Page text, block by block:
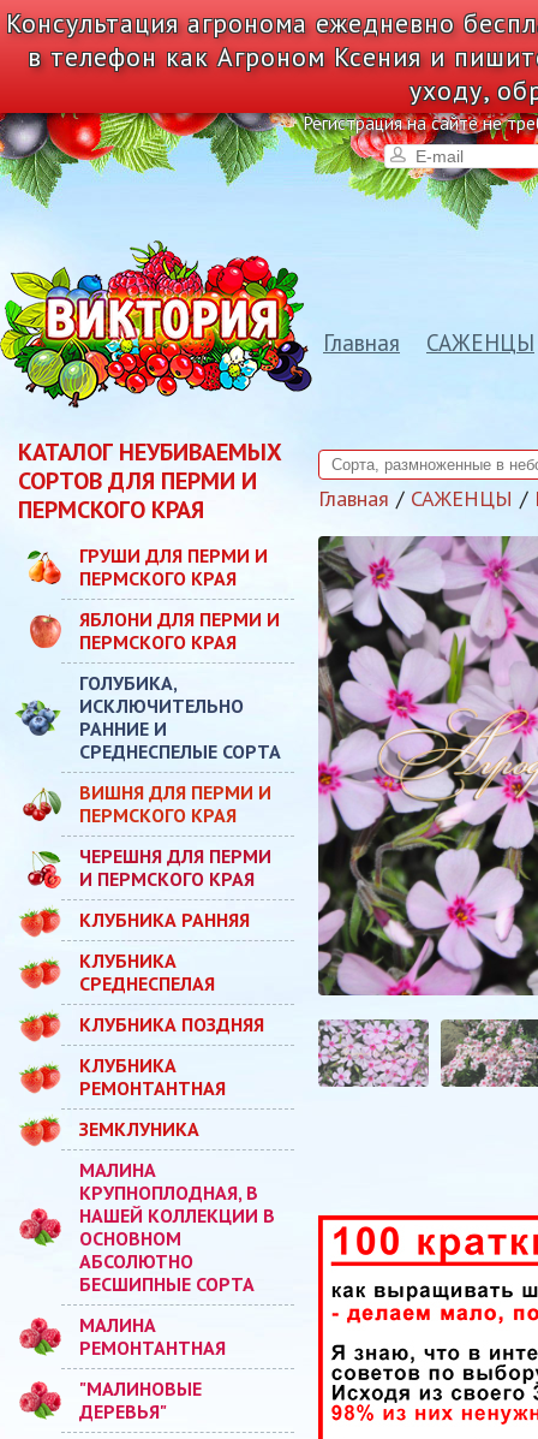
Консультация агронома ежедневно
в телефон как Агроном Ксения и
уходу,
Регистрация на сайте не
Главная САЖЕНЦЫ
КАТАЛОГ НЕУБИВАЕМЫХ
СОРТОВ ДЛЯ ПЕРМИ И
ПЕРМСКОГО КРАЯ
ГРУШИ ДЛЯ ПЕРМИ И
ПЕРМСКОГО КРАЯ
ЯБЛОНИ ДЛЯ ПЕРМИ И
ПЕРМСКОГО КРАЯ
ГОЛУБИКА,
ИСКЛЮЧИТЕЛЬНО
РАННИЕ И
СРЕДНЕСПЕЛЫЕ СОРТА
ВИШНЯ ДЛЯ ПЕРМИ И
ПЕРМСКОГО КРАЯ
ЧЕРЕШНЯ ДЛЯ ПЕРМИ
И ПЕРМСКОГО КРАЯ
КЛУБНИКА РАННЯЯ
КЛУБНИКА
СРЕДНЕСПЕЛАЯ
КЛУБНИКА ПОЗДНЯЯ
КЛУБНИКА
РЕМОНТАНТНАЯ
ЗЕМКЛУНИКА
МАЛИНА
КРУПНОПЛОДНАЯ, В
НАШЕЙ КОЛЛЕКЦИИ В
ОСНОВНОМ
АБСОЛЮТНО
БЕСШИПНЫЕ СОРТА
МАЛИНА
РЕМОНТАНТНАЯ
"МАЛИНОВЫЕ
ДЕРЕВЬЯ"
Главная САЖЕНЦЫ